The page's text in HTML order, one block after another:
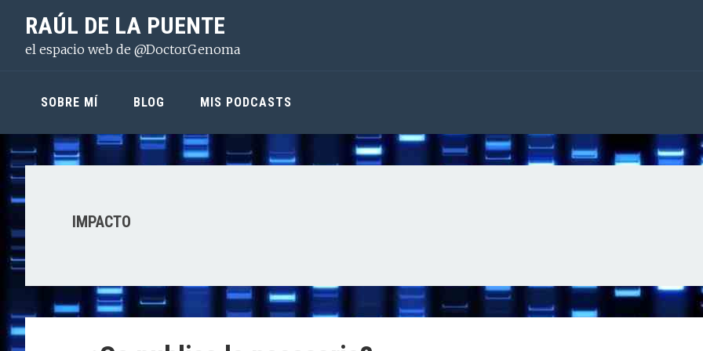
principal
contenido
lateral
RAÚL DE LA PUENTE
el espacio web de @DoctorGenoma
SOBRE MÍ BLOG MIS PODCASTS
IMPACTO